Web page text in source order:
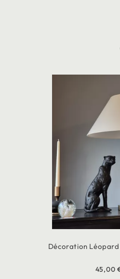
Décoration
45,00